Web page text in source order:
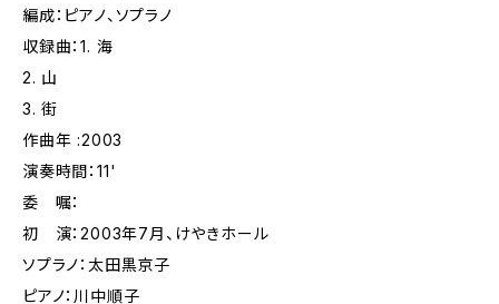
編成：ピアノ、ソプラノ
収録曲：1. 海
2. 山
3. 街
作曲年 :2003
演奏時間：11'
委 嘱：
初 演：2003年7月、けやきホール
ソプラノ：太田黒京子
ピアノ：川中順子